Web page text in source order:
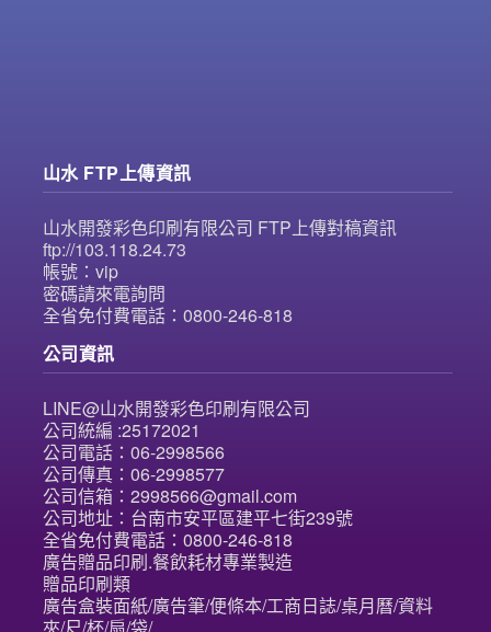
山水 FTP上傳資訊
山水開發彩色印刷有限公司 FTP上傳對稿資訊
ftp://103.118.24.73
帳號：vip
密碼請來電詢問
全省免付費電話：0800-246-818
公司資訊
LINE@山水開發彩色印刷有限公司
公司統編 :25172021
公司電話：06-2998566
公司傳真：06-2998577
公司信箱：2998566@gmail.com
公司地址：台南市安平區建平七街239號
全省免付費電話：0800-246-818
廣告贈品印刷.餐飲耗材專業製造
贈品印刷類
廣告盒裝面紙/廣告筆/便條本/工商日誌/桌月曆/資料